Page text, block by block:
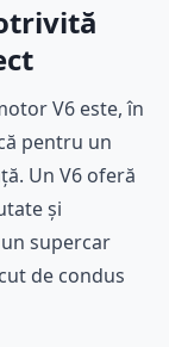
V6 este, în
pentru un
Un V6 oferă
și
supercar
de condus